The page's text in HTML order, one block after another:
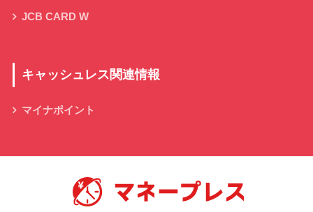
JCB CARD W
キャッシュレス関連情報
マイナポイント